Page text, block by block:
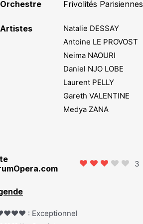
Orchestre Frivolités Parisiennes
Artistes
Natalie DESSAY
Antoine LE PROVOST
Neima NAOURI
Daniel NJO LOBE
Laurent PELLY
Gareth VALENTINE
Medya ZANA
3
: Exceptionnel